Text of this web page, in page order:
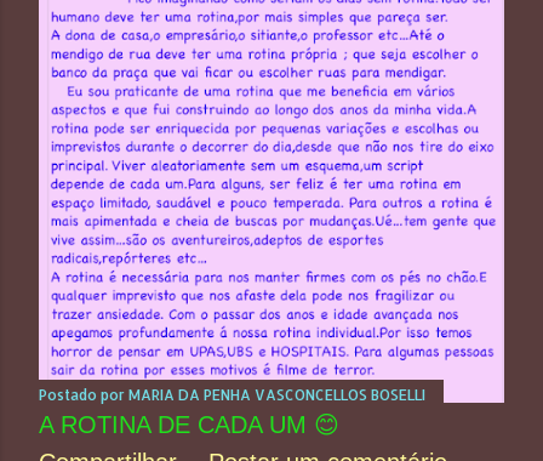
Postado por MARIA DA PENHA VASCONCELLOS BOSELLI
A ROTINA DE CADA UM 😊